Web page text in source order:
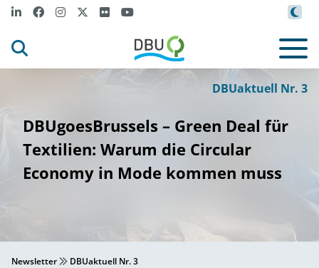
DBUaktuell Nr. 3
DBUgoesBrussels – Green Deal für
Textilien: Warum die Circular
Economy in Mode kommen muss
Newsletter DBUaktuell Nr. 3